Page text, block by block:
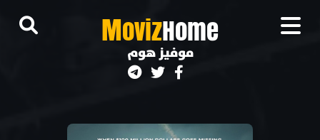
MovizHome
موفيز هوم